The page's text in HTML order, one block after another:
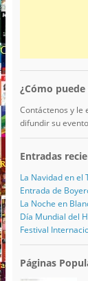
¿Cómo
Contáctenos y le
difundir su
Entradas
La Navidad en el
Entrada de
La Noche en
Día Mundial del
Festival
Páginas